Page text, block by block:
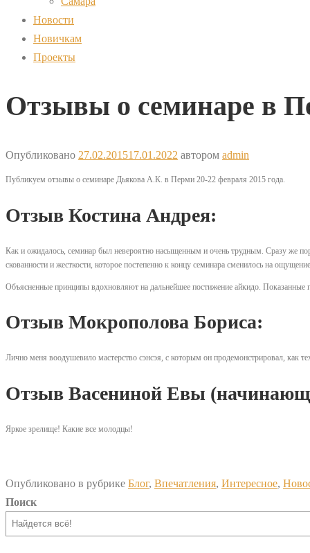
Новости
Новичкам
Проекты
Отзывы о семинаре в
Опубликовано 27.02.201517.01.2022 автором admin
Публикуем отзывы о семинаре Дьякова А.К. в Перми 20-22 февраля 2015 года.
Отзыв Костина Андрея:
Как и ожидалось, семинар был невероятно насыщенным и очень трудным. Сразу же
скованности и жесткости, которое постепенно к концу семинара сменилось на
Объясненные принципы вдохновляют на дальнейшее постижение айкидо.
Отзыв Мокрополова Бориса:
Лично меня воодушевило мастерство сэнсэя, с которым он продемонстрировал, как
Отзыв Васениной Евы
Яркое зрелище! Какие все молодцы!
Опубликовано в рубрике Блог, Впечатления, Интересное,
Поиск